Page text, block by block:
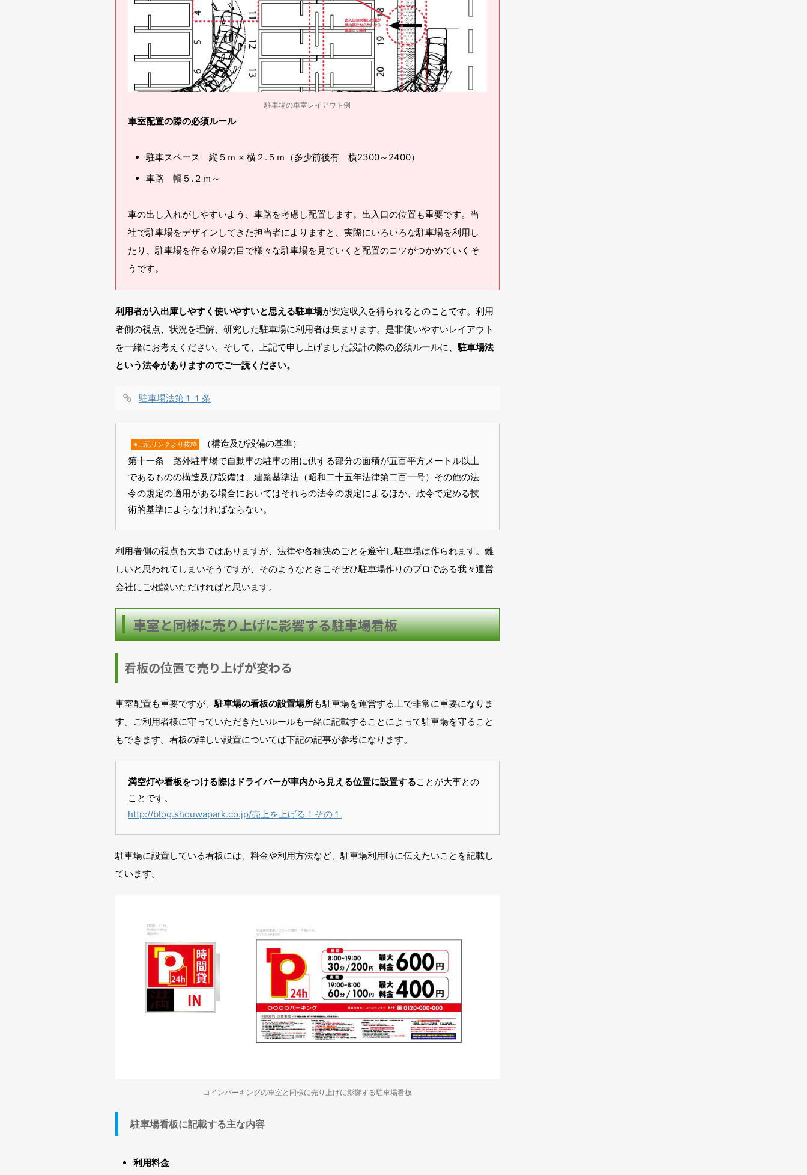
駐車場の車室レイアウト例
車室配置の際の必須ルール
駐車スペース 縦５ｍ × 横２.５ｍ（多少前後有 横2300～2400）
車路 幅５.２ｍ～
車の出し入れがしやすいよう、車路を考慮し配置します。出入口の位置も重要です。当
社で駐車場をデザインしてきた担当者によりますと、実際にいろいろな駐車場を利用し
たり、駐車場を作る立場の目で様々な駐車場を見ていくと配置のコツがつかめていくそ
うです。
利用者が入出庫しやすく使いやすいと思える駐車場が安定収入を得られるとのことです。利用
者側の視点、状況を理解、研究した駐車場に利用者は集まります。是非使いやすいレイアウト
を一緒にお考えください。そして、上記で申し上げました設計の際の必須ルールに、駐車場法
という法令がありますのでご一読ください。
駐車場法第１１条
※上記リンクより抜粋
（構造及び設備の基準）
第十一条 路外駐車場で自動車の駐車の用に供する部分の面積が五百平方メートル以上
であるものの構造及び設備は、建築基準法（昭和二十五年法律第二百一号）その他の法
令の規定の適用がある場合においてはそれらの法令の規定によるほか、政令で定める技
術的基準によらなければならない。
利用者側の視点も大事ではありますが、法律や各種決めごとを遵守し駐車場は作られます。難
しいと思われてしまいそうですが、そのようなときこそぜひ駐車場作りのプロである我々運営
会社にご相談いただければと思います。
車室と同様に売り上げに影響する駐車場看板
看板の位置で売り上げが変わる
車室配置も重要ですが、駐車場の看板の設置場所も駐車場を運営する上で非常に重要になりま
す。ご利用者様に守っていただきたいルールも一緒に記載することによって駐車場を守ること
もできます。看板の詳しい設置については下記の記事が参考になります。
満空灯や看板をつける際はドライバーが車内から見える位置に設置することが大事との
ことです。
http://blog.shouwapark.co.jp/売上を上げる！その１
駐車場に設置している看板には、料金や利用方法など、駐車場利用時に伝えたいことを記載し
ています。
コインパーキングの車室と同様に売り上げに影響する駐車場看板
駐車場看板に記載する主な内容
利用料金